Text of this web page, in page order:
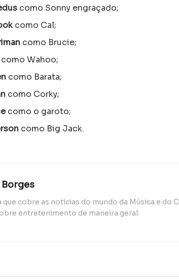
como Sonny engraçado;
como Cal;
como Brucie;
Wahoo;
como Barata;
como Corky;
como o garoto;
como Big Jack.
cobre as notícias do mundo da Música e do
entretenimento de maneira geral.